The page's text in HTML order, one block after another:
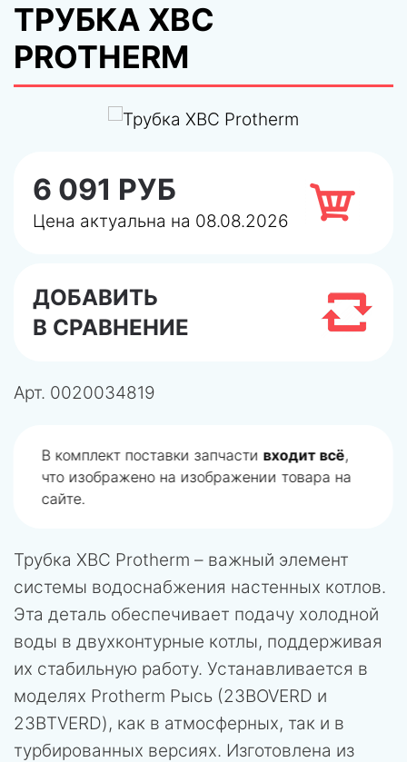
ТРУБКА ХВС
PROTHERM
6 091 РУБ
Цена актуальна на 08.08.2026
ДОБАВИТЬ
В СРАВНЕНИЕ
Арт. 0020034819
В комплект поставки запчасти входит всё,
что изображено на изображении товара на
сайте.
Трубка ХВС Protherm – важный элемент
системы водоснабжения настенных котлов.
Эта деталь обеспечивает подачу холодной
воды в двухконтурные котлы, поддерживая
их стабильную работу. Устанавливается в
моделях Protherm Рысь (23BOVERD и
23BTVERD), как в атмосферных, так и в
турбированных версиях. Изготовлена из